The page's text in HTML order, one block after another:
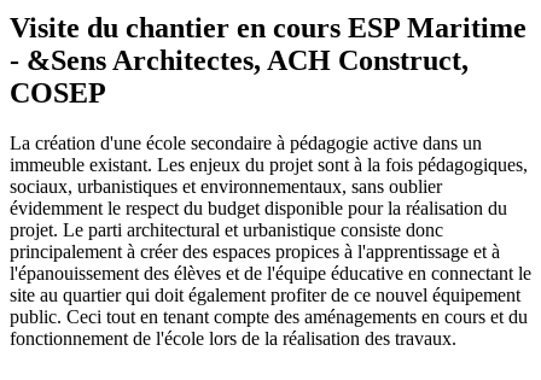
Visite du chantier en cours ESP Maritime
- &Sens Architectes, ACH Construct,
COSEP
La création d'une école secondaire à pédagogie active dans un
immeuble existant. Les enjeux du projet sont à la fois pédagogiques,
sociaux, urbanistiques et environnementaux, sans oublier
évidemment le respect du budget disponible pour la réalisation du
projet. Le parti architectural et urbanistique consiste donc
principalement à créer des espaces propices à l'apprentissage et à
l'épanouissement des élèves et de l'équipe éducative en connectant le
site au quartier qui doit également profiter de ce nouvel équipement
public. Ceci tout en tenant compte des aménagements en cours et du
fonctionnement de l'école lors de la réalisation des travaux.